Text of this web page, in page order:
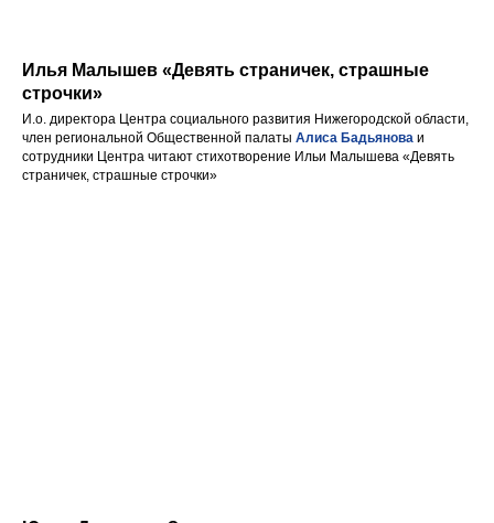
Илья Малышев «Девять страничек, страшные
строчки»
И.о. директора Центра социального развития Нижегородской области,
член региональной Общественной палаты Алиса Бадьянова и
сотрудники Центра читают стихотворение Ильи Малышева «Девять
страничек, страшные строчки»